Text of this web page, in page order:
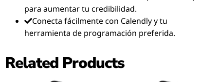
para aumentar tu credibilidad.
Conecta fácilmente con Calendly y tu
herramienta de programación preferida.
Related Products